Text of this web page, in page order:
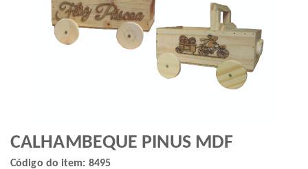
CALHAMBEQUE PINUS MDF
Código do item: 8495